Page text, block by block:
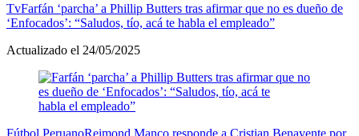
TvFarfán ‘parcha’ a Phillip Butters tras afirmar que no es dueño de
‘Enfocados’: “Saludos, tío, acá te habla el empleado”
Actualizado el 24/05/2025
Fútbol PeruanoReimond Manco responde a Cristian Benavente por